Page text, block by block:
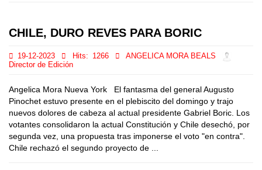
CHILE, DURO REVES PARA BORIC
19-12-2023 Hits: 1266
ANGELICA MORA BEALS
Director de Edición
Angelica Mora Nueva York El fantasma del general Augusto
Pinochet estuvo presente en el plebiscito del domingo y trajo
nuevos dolores de cabeza al actual presidente Gabriel Boric. Los
votantes consolidaron la actual Constitución y Chile desechó, por
segunda vez, una propuesta tras imponerse el voto "en contra".
Chile rechazó el segundo proyecto de ...